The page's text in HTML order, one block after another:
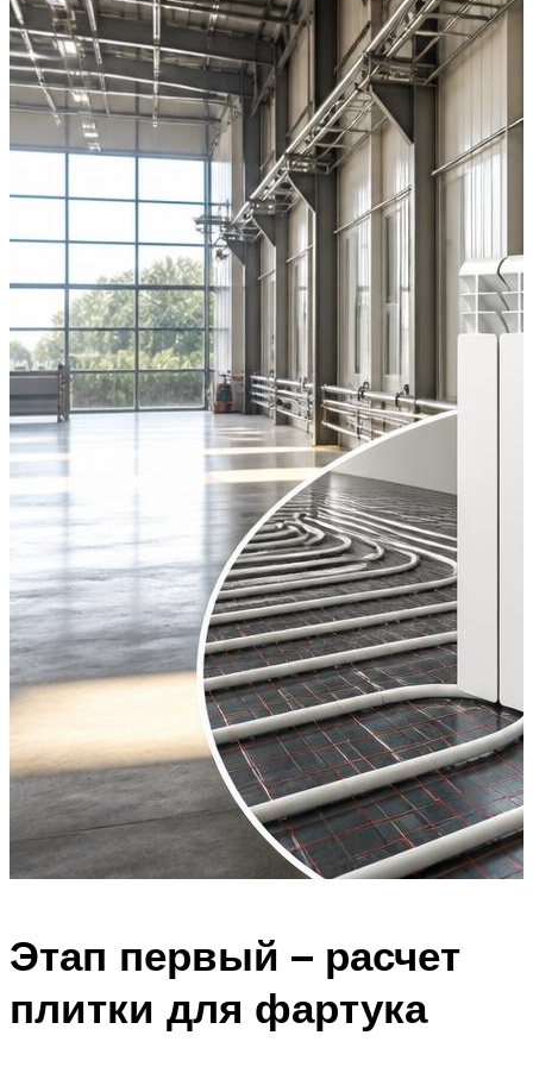
Этап первый – расчет
плитки для фартука